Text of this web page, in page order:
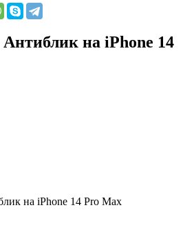
на iPhone 14
на iPhone 14 Pro Max